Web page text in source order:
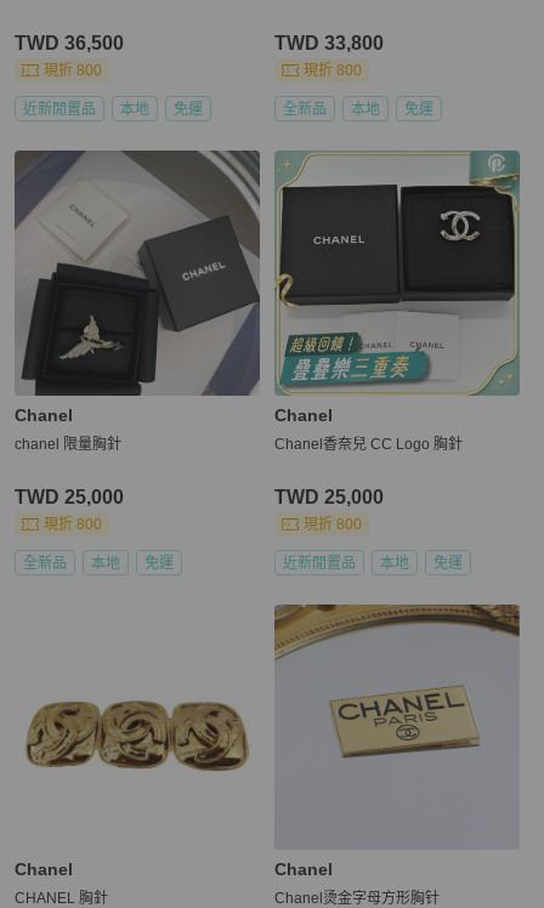
TWD 36,500
現折 800
近新閒置品 本地 免運
TWD 33,800
現折 800
全新品 本地 免運
Chanel
chanel 限量胸針
TWD 25,000
現折 800
全新品 本地 免運
Chanel
Chanel香奈兒 CC Logo 胸針
TWD 25,000
現折 800
近新閒置品 本地 免運
Chanel
CHANEL 胸針
Chanel
Chanel烫金字母方形胸针